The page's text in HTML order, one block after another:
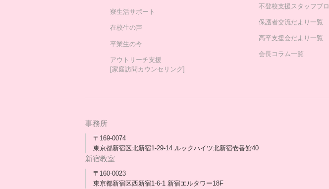
寮生活サポート
在校生の声
卒業生の今
アウトリーチ支援
[家庭訪問カウンセリング]
不登校支援スタッフブ
保護者交流だより一覧
高卒支援会だより一覧
会長コラム一覧
事務所
〒169-0074
東京都新宿区北新宿1-29-14 ルックハイツ北新宿壱番館40
新宿教室
〒160-0023
東京都新宿区西新宿1-6-1 新宿エルタワー18F